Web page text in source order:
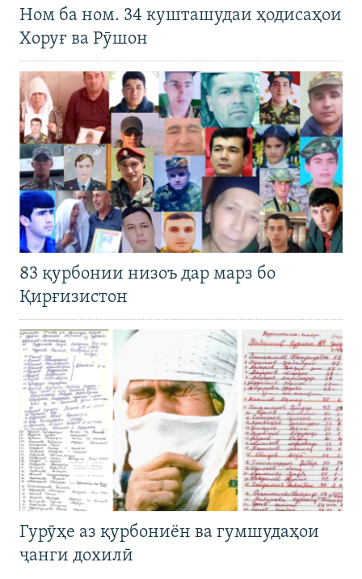
Ном ба ном. 34 кушташудаи ҳодисаҳои
Хоруғ ва Рӯшон
83 қурбонии низоъ дар марз бо
Қирғизистон
Гурӯҳе аз қурбониён ва гумшудаҳои
ҷанги дохилӣ